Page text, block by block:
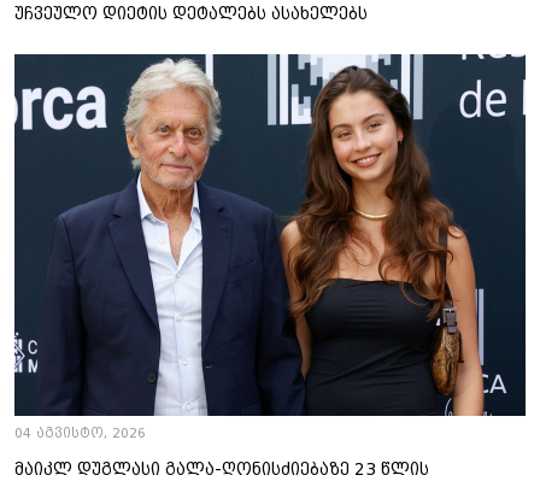
უჩვეულო დიეტის დეტალებს ასახელებს
04 აგვისტო, 2026
მაიკლ დუგლასი გალა-ღონისძიებაზე 23 წლის